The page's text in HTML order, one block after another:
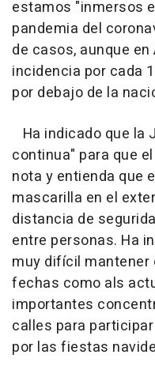
estamos "inmersos
pandemia del
de casos, aunque
incidencia por cada
por debajo de la
Ha indicado que la
continua" para que
nota y entienda que
mascarilla en el
distancia de
entre personas. Ha
muy difícil mantener
fechas como als
importantes
calles para
por las fiestas